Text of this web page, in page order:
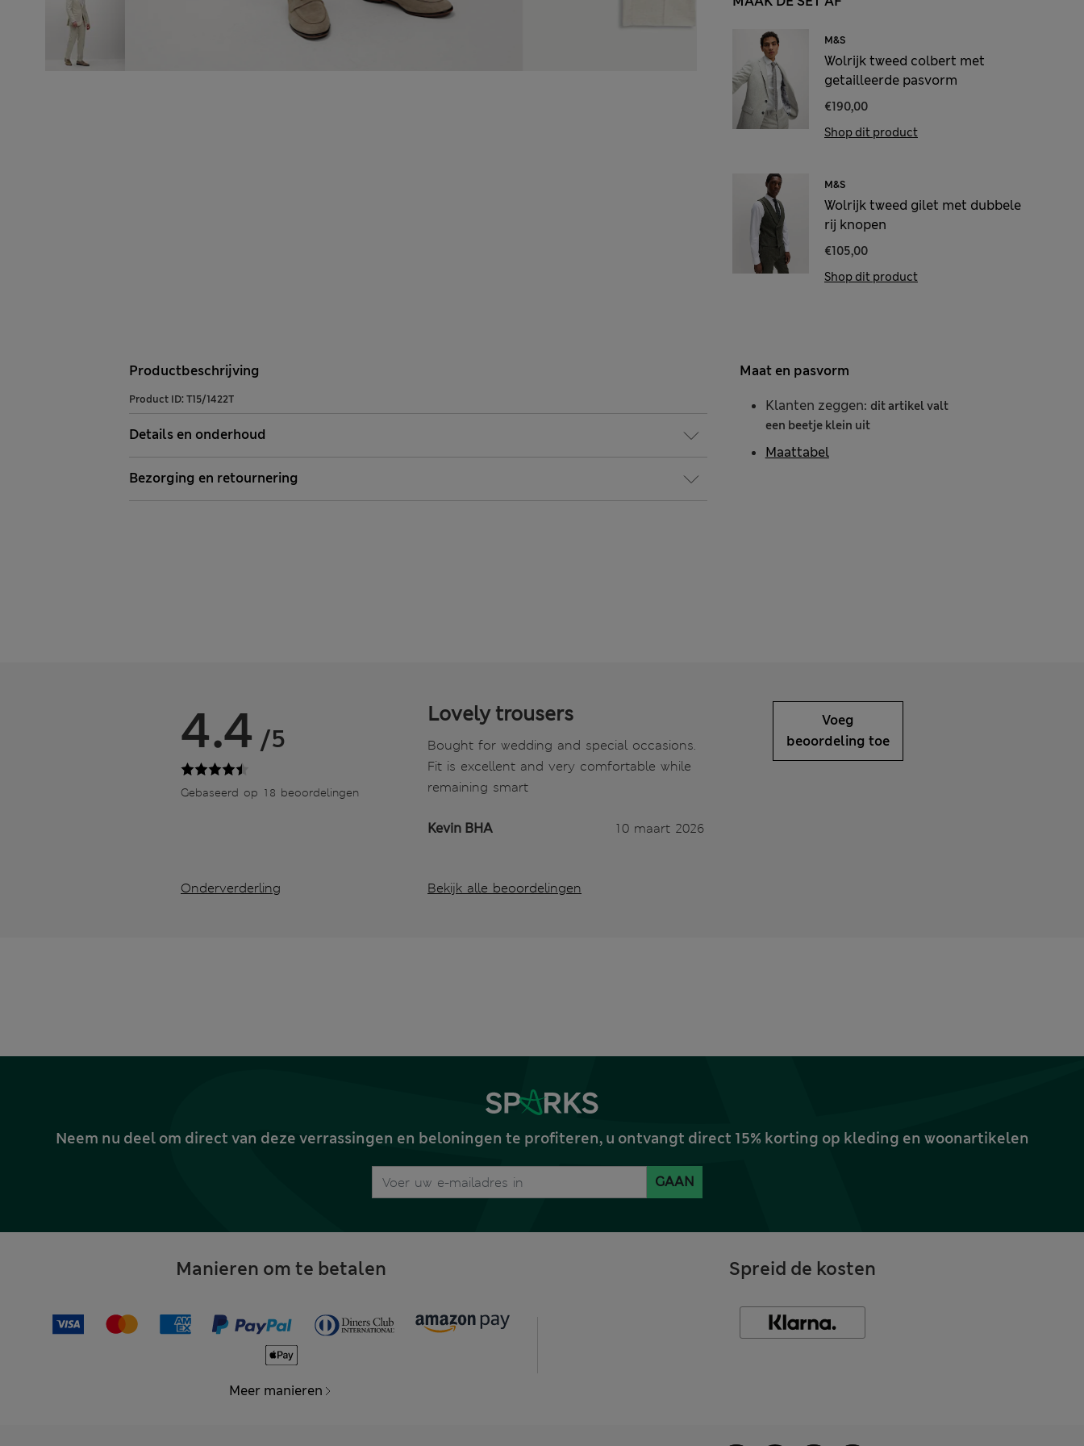
M&S
Wolrijk tweed colbert met
getailleerde pasvorm
€190,00
Shop dit product
M&S
Wolrijk tweed gilet met dubbele
rij knopen
€105,00
Shop dit product
Productbeschrijving
Product ID: T15/1422T
Details en onderhoud
Bezorging en retournering
Maat en pasvorm
Klanten zeggen: dit artikel valt
een beetje klein uit
Maattabel
4.4 /5
Gebaseerd op 18 beoordelingen
Onderverderling
Lovely trousers
Bought for wedding and special occasions.
Fit is excellent and very comfortable while
remaining smart
Kevin BHA 10 maart 2026
Bekijk alle beoordelingen
Voeg
beoordeling toe
Neem nu deel om direct van deze verrassingen en beloningen te profiteren, u ontvangt direct 15% korting op kleding en woonartikelen
GAAN
Manieren om te betalen
Meer manieren
Spreid de kosten